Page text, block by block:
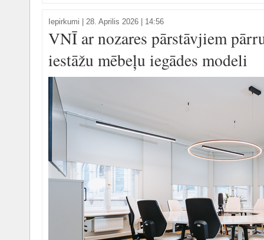
Iepirkumi 28. Aprilis 2026 | 14:56
VNĪ ar nozares pārstāvjiem
iestāžu mēbeļu iegādes modeli